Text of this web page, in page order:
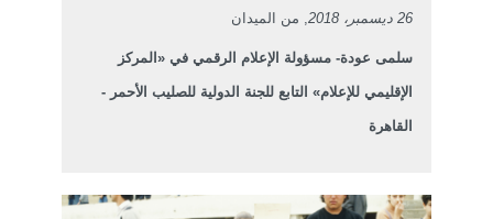
26 ديسمبر، 2018 , من الميدان
سلمى عودة- مسؤولة الإعلام الرقمي في «المركز
الإقليمي للإعلام» التابع للجنة الدولية للصليب الأحمر -
القاهرة